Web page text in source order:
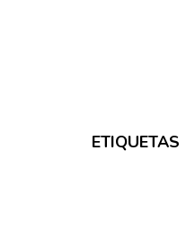
ETIQUETAS